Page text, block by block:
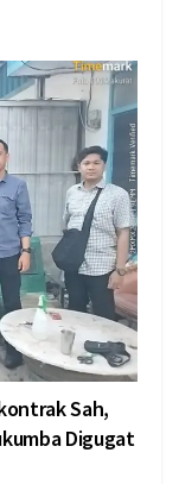
Sah,
Digugat